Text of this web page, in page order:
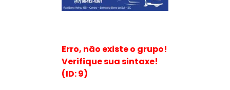
Erro, não existe o grupo!
Verifique sua sintaxe!
(ID: 9)